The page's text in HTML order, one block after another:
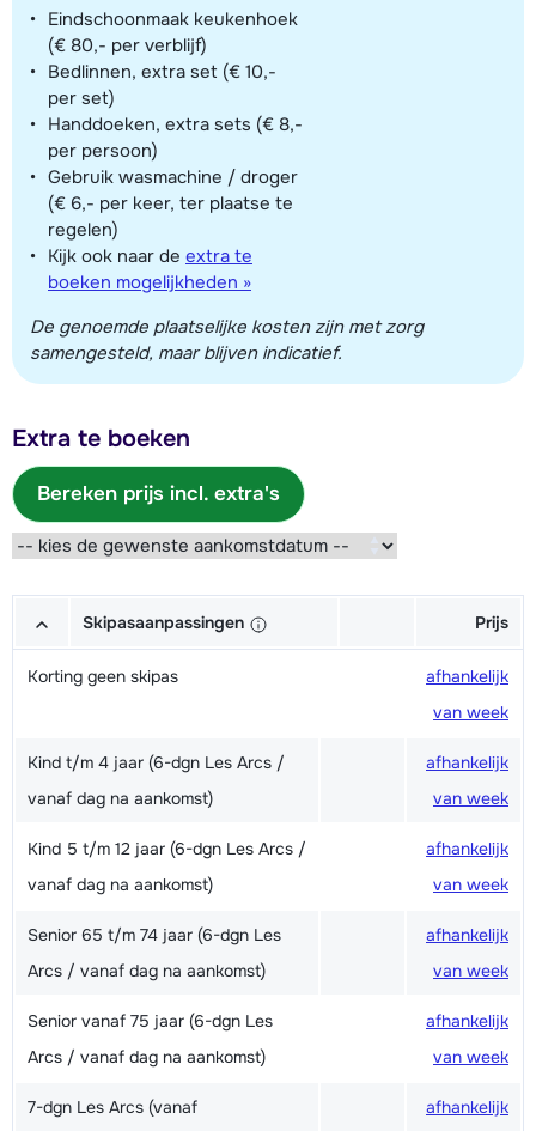
Eindschoonmaak keukenhoek
(€ 80,- per verblijf)
Bedlinnen, extra set (€ 10,-
per set)
Handdoeken, extra sets (€ 8,-
per persoon)
Gebruik wasmachine / droger
(€ 6,- per keer, ter plaatse te
regelen)
Kijk ook naar de extra te
boeken mogelijkheden »
De genoemde plaatselijke kosten zijn met zorg
samengesteld, maar blijven indicatief.
Extra te boeken
Bereken prijs incl. extra's
Skipasaanpassingen Prijs
Korting geen skipas
afhankelijk
van week
Kind t/m 4 jaar (6-dgn Les Arcs /
vanaf dag na aankomst)
afhankelijk
van week
Kind 5 t/m 12 jaar (6-dgn Les Arcs /
vanaf dag na aankomst)
afhankelijk
van week
Senior 65 t/m 74 jaar (6-dgn Les
Arcs / vanaf dag na aankomst)
afhankelijk
van week
Senior vanaf 75 jaar (6-dgn Les
Arcs / vanaf dag na aankomst)
afhankelijk
van week
7-dgn Les Arcs (vanaf
afhankelijk